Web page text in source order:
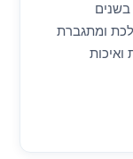
ומתגברת
ואיכות